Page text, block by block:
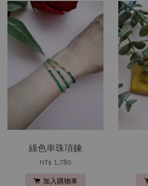
綠色串珠項鍊
NT$ 1,780
加入購物車